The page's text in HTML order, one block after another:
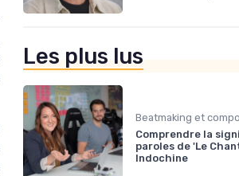
Les plus lus
Comprendre la
paroles de 'Le
Indochine